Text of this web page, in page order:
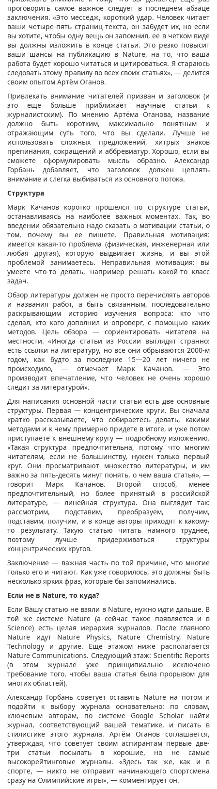
проговорить самое важное следует в последнем абзаце
заключения. «Это месседж, короткий удар. Человек читает
ваши четыре-пять страниц текста, он забудет их, но если
вы хотите, чтобы одну вещь он запомнил, ее в четком виде
вы должны изложить в конце статьи. Это резко повысит
ваши шансы на публикацию в Nature, на то, что ваша
работа будет хорошо читаться и цитироваться. Я стараюсь
следовать этому правилу во всех своих статьях», — делится
своим опытом Артём Оганов.
Привлекать внимание читателей призван и заголовок (и
это еще больше приближает научные статьи к
журналистским). По мнению Артёма Оганова, название
должно быть коротким, максимально понятным и
отражающим суть того, что вы сделали. Лучше не
использовать сложных предложений, хитрых знаков
препинания, сокращений и аббревиатур. Хорошо, если вы
сможете сформулировать мысль образно. Александр
Горбань добавляет, что заголовок должен цеплять
внимание и слегка выбиваться из основного потока.
Структура
Марк Качанов коротко прошелся по структуре статьи,
останавливаясь на наиболее важных моментах. Так, во
введении обязательно надо сказать о мотивации статьи, о
том, почему вы ее пишете. Правильная мотивация:
имеется какая-то проблема (физическая, инженерная или
любая другая), которую выдвигает жизнь, и вы этой
проблемой занимаетесь. Неправильная мотивация: вы
умеете что-то делать, например решать какой-то класс
задач.
Обзор литературы должен не просто перечислять авторов
и названия работ, а быть связанным, последовательно
раскрывающим историю изучения вопроса: кто что
сделал, кто кого дополнил и опроверг, с помощью каких
методов. Цель обзора — сориентировать читателя на
местности. «Иногда статьи из России выглядят странно:
есть ссылки на литературу, но все они обрываются 2000-м
годом, как будто за последние 15—20 лет ничего не
происходило, — отмечает Марк Качанов. — Это
производит впечатление, что человек не очень хорошо
следит за литературой».
Для написания основной части статьи есть две основные
структуры. Первая — концентрические круги. Вы сначала
кратко рассказываете, что собираетесь делать, какими
методами и к чему примерно придете в итоге, и уже потом
приступаете к внешнему кругу — подробному изложению.
«Такая структура предпочтительна, потому что многим
читателям, если не большинству, нужен только первый
круг. Они просматривают множество литературы, и им
важно за пять-десять минут понять, о чем ваша статья», —
говорит Марк Качанов. Второй способ, менее
предпочтительный, но более принятый в российской
литературе, — линейная структура. Она выглядит так:
рассмотрим, подставим, преобразуем, получим,
подставим, получим, и в конце авторы приходят к какому-
то результату. Такую статью читать намного труднее,
поэтому лучше придерживаться структуры
концентрических кругов.
Заключение — важная часть по той причине, что многие
только его и читают. Как уже говорилось, это должны быть
несколько ярких фраз, которые бы запоминались.
Если не в Nature, то куда?
Если Вашу статью не взяли в Nature, нужно идти дальше. В
той же системе Nature (а сейчас такое появляется и в
Science) есть целая иерархия журналов. После главного
Nature идут Nature Physics, Nature Chemistry, Nature
Technology и другие. Еще этажом ниже располагается
Nature Сommunications. Следующий этаж: Scientific Reports
(в этом журнале уже принципиально исключено
требование того, чтобы ваша статья была прорывом для
многих областей).
Александр Горбань советует оставить Nature на потом и
подойти к выбору журнала основательно: по словам,
ключевым авторам, по системе Google Scholar найти
журнал, соответствующий вашей тематике, и писать в
стилистике этого журнала. Артём Оганов соглашается,
утверждая, что советует своим аспирантам первые две-
три статьи посылать в хорошие, но не самые
высокорейтинговые журналы. «Здесь так же, как и в
спорте, — никто не отправит начинающего спортсмена
сразу на Олимпийские игры», — комментирует он.